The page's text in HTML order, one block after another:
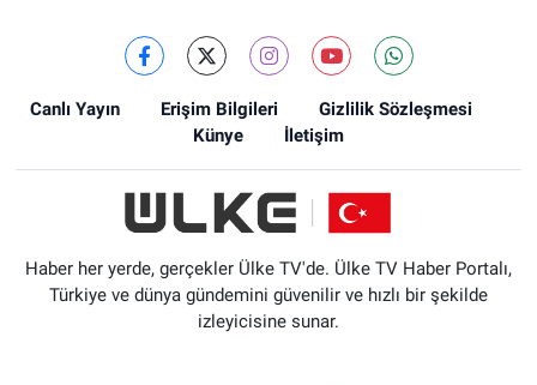
Canlı Yayın Erişim Bilgileri
Gizlilik Sözleşmesi
Künye
İletişim
Haber her yerde, gerçekler Ülke TV'de. Ülke TV Haber Portalı,
Türkiye ve dünya gündemini güvenilir ve hızlı bir şekilde
izleyicisine sunar.